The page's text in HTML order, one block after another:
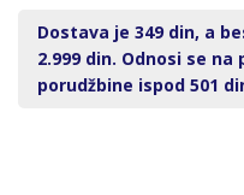
Dostava je 349 din, a
2.999 din. Odnosi se na
porudžbine ispod 501